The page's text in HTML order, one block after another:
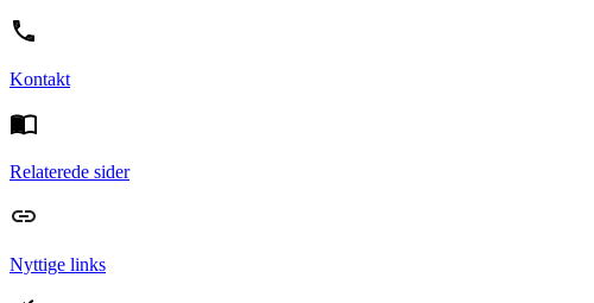
Kontakt
Relaterede sider
Nyttige links